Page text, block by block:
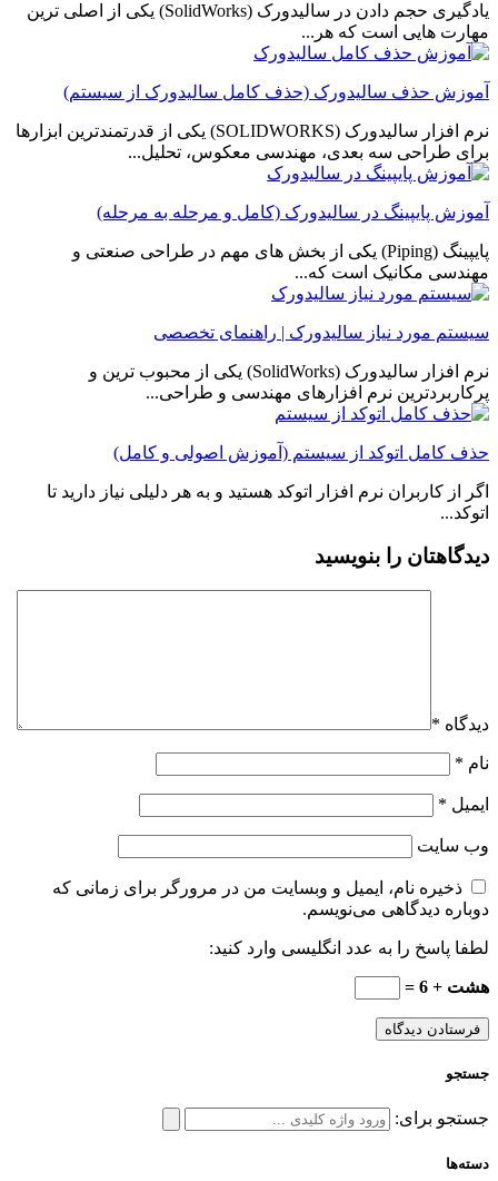
یادگیری حجم دادن در سالیدورک (SolidWorks) یکی از اصلی ترین
مهارت هایی است که هر...
آموزش حذف سالیدورک (حذف کامل سالیدورک از سیستم)
نرم افزار سالیدورک (SOLIDWORKS) یکی از قدرتمندترین ابزارها
برای طراحی سه بعدی، مهندسی معکوس، تحلیل...
آموزش پایپینگ در سالیدورک (کامل و مرحله به مرحله)
پایپینگ (Piping) یکی از بخش های مهم در طراحی صنعتی و
مهندسی مکانیک است که...
سیستم مورد نیاز سالیدورک | راهنمای تخصصی
نرم افزار سالیدورک (SolidWorks) یکی از محبوب ترین و
پرکاربردترین نرم افزارهای مهندسی و طراحی...
حذف کامل اتوکد از سیستم (آموزش اصولی و کامل)
اگر از کاربران نرم افزار اتوکد هستید و به هر دلیلی نیاز دارید تا
اتوکد...
دیدگاهتان را بنویسید
دیدگاه *
نام *
ایمیل *
وب‌ سایت
ذخیره نام، ایمیل و وبسایت من در مرورگر برای زمانی که
دوباره دیدگاهی می‌نویسم.
لطفا پاسخ را به عدد انگلیسی وارد کنید:
هشت + 6 =
جستجو
جستجو برای:
دسته‌ها